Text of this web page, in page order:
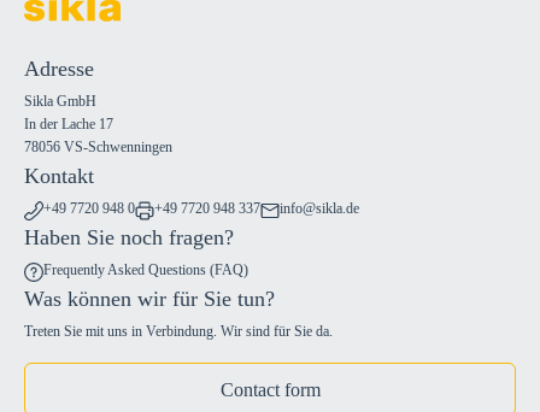
Adresse
Sikla GmbH
In der Lache 17
78056 VS-Schwenningen
Kontakt
+49 7720 948 0 +49 7720 948 337 info@sikla.de
Haben Sie noch fragen?
Frequently Asked Questions (FAQ)
Was können wir für Sie tun?
Treten Sie mit uns in Verbindung. Wir sind für Sie da.
Contact form